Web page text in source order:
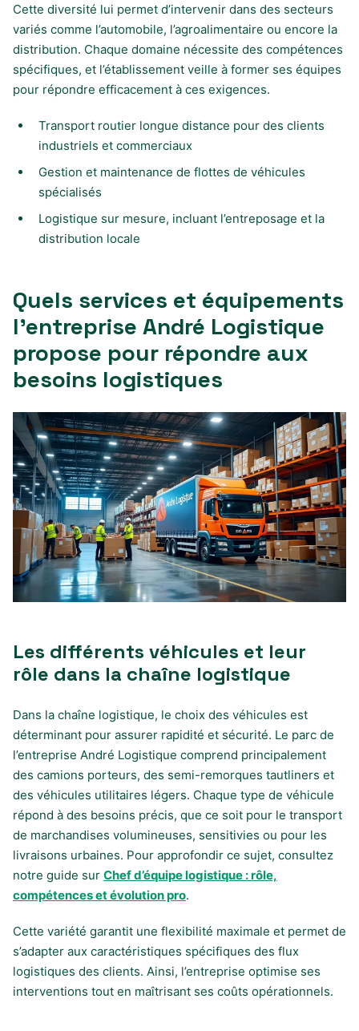
Cette diversité lui permet d’intervenir dans des secteurs
variés comme l’automobile, l’agroalimentaire ou encore la
distribution. Chaque domaine nécessite des compétences
spécifiques, et l’établissement veille à former ses équipes
pour répondre efficacement à ces exigences.
Transport routier longue distance pour des clients
industriels et commerciaux
Gestion et maintenance de flottes de véhicules
spécialisés
Logistique sur mesure, incluant l’entreposage et la
distribution locale
Quels services et équipements
l’entreprise André Logistique
propose pour répondre aux
besoins logistiques
Les différents véhicules et leur
rôle dans la chaîne logistique
Dans la chaîne logistique, le choix des véhicules est
déterminant pour assurer rapidité et sécurité. Le parc de
l’entreprise André Logistique comprend principalement
des camions porteurs, des semi-remorques tautliners et
des véhicules utilitaires légers. Chaque type de véhicule
répond à des besoins précis, que ce soit pour le transport
de marchandises volumineuses, sensitivies ou pour les
livraisons urbaines. Pour approfondir ce sujet, consultez
notre guide sur Chef d’équipe logistique : rôle,
compétences et évolution pro.
Cette variété garantit une flexibilité maximale et permet de
s’adapter aux caractéristiques spécifiques des flux
logistiques des clients. Ainsi, l’entreprise optimise ses
interventions tout en maîtrisant ses coûts opérationnels.